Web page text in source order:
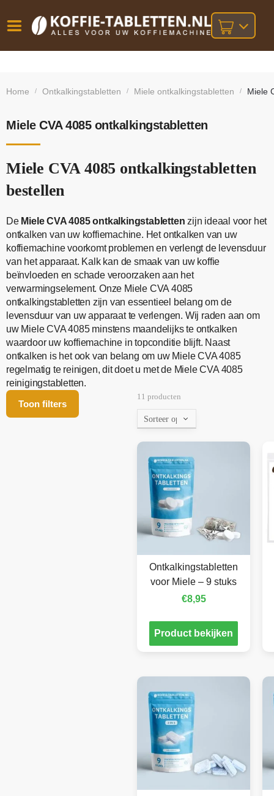
besteld,
bij orders
Home / Ontkalkingstabletten / Miele ontkalkingstabletten / Miele
Miele CVA 4085 ontkalkingstabletten
Miele CVA 4085 ontkalkingstabletten
bestellen
De Miele CVA 4085 ontkalkingstabletten zijn ideaal voor het
ontkalken van uw koffiemachine. Het ontkalken van uw
koffiemachine voorkomt problemen en verlengt de levensduur
van het apparaat. Kalk kan de smaak van uw koffie
beïnvloeden en schade veroorzaken aan het
verwarmingselement. Onze Miele CVA 4085
ontkalkingstabletten zijn van essentieel belang om de
levensduur van uw apparaat te verlengen. Wij raden aan om
uw Miele CVA 4085 minstens maandelijks te ontkalken
waardoor uw koffiemachine in topconditie blijft. Naast
ontkalken is het ook van belang om uw Miele CVA 4085
regelmatig te reinigen, dit doet u met de Miele CVA 4085
reinigingstabletten.
Toon filters
11 producten
Ontkalkingstabletten
voor Miele – 9 stuks
€8,95
Product bekijken